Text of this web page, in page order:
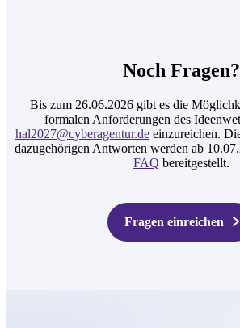
Noch Fragen?
Bis zum 26.06.2026 gibt es die
formalen Anforderungen des
hal2027@cyberagentur.de einzureichen.
dazugehörigen Antworten werden ab
FAQ bereitgestellt.
Fragen einreichen